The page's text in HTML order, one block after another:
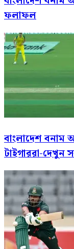
ফলাফল
বাংলাদেশ বনাম
টাইগাররা-দেখুন